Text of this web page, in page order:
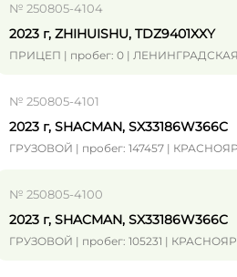
№ 250805-4104
2023 г, ZHIHUISHU, TDZ9401XXY
ПРИЦЕП | пробег: 0 |
№ 250805-4101
2023 г, SHACMAN, SX33186W366C
ГРУЗОВОЙ | пробег: 147457 |
№ 250805-4100
2023 г, SHACMAN, SX33186W366C
ГРУЗОВОЙ | пробег: 105231 |